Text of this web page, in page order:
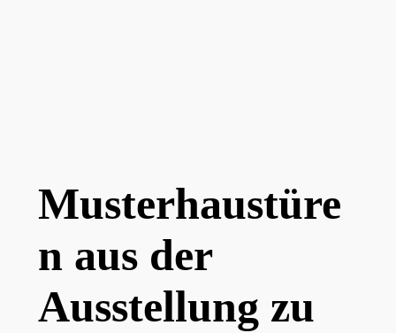
Musterhaustüre
n aus der
Ausstellung zu